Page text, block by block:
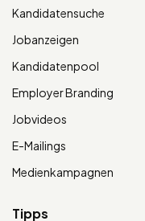
Kandidatensuche
Jobanzeigen
Kandidatenpool
Employer Branding
Jobvideos
E-Mailings
Medienkampagnen
Tipps